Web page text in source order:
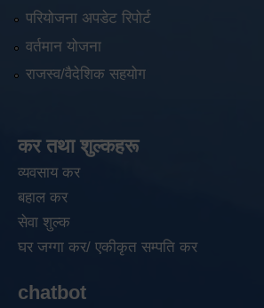
परियोजना अपडेट रिपोर्ट
वर्तमान योजना
राजस्व/वैदेशिक सहयोग
कर तथा शुल्कहरू
व्यवसाय कर
बहाल कर
सेवा शुल्क
घर जग्गा कर/ एकीकृत सम्पति कर
chatbot